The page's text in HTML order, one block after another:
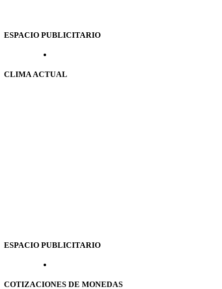
ESPACIO PUBLICITARIO
CLIMA ACTUAL
ESPACIO PUBLICITARIO
COTIZACIONES DE MONEDAS